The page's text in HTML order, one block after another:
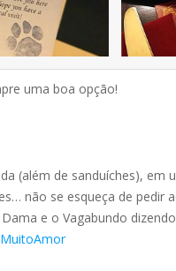
uma boa opção!
(além de sanduíches), em
não se esqueça de pedir
e o Vagabundo